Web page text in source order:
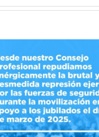
40 Años de
y Conquistas
derecho a la